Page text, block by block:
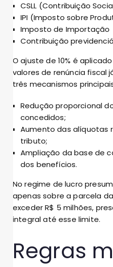
CSLL (Contribuição
IPI (Imposto sobre
Imposto de Importação
Contribuição
O ajuste de 10% é
valores de renúncia fiscal
três mecanismos
Redução proporcional
concedidos;
Aumento das alíquotas
tributo;
Ampliação da base de
dos benefícios.
No regime de lucro
apenas sobre a parcela
exceder R$ 5 milhões,
integral até esse limite.
Regras